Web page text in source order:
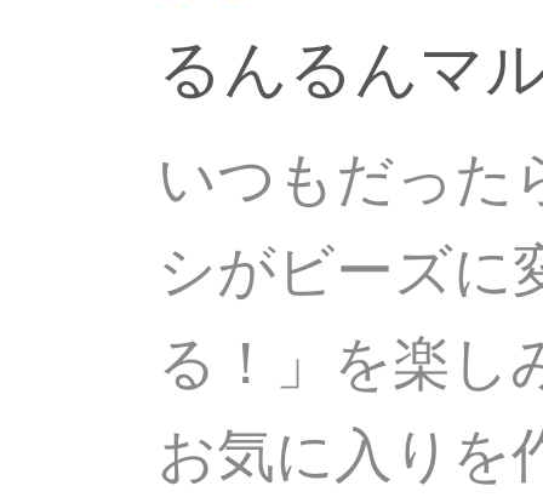
るんるんマ
いつもだった
シがビーズに
る！」を楽し
お気に入りを